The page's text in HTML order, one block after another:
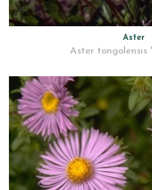
Aster
Aster tongolensis